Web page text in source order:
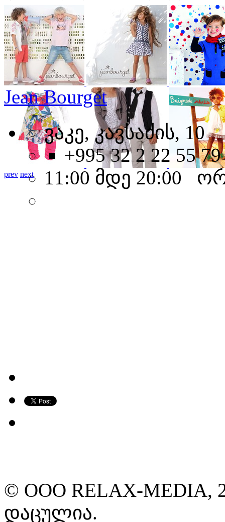
prev next
Jean Bourget
ვაკე, კავსაძის, 10
+995 32 2 22 55 79
11:00 მდე 20:00
© ООО RELAX-MEDIA,
დაცულია.